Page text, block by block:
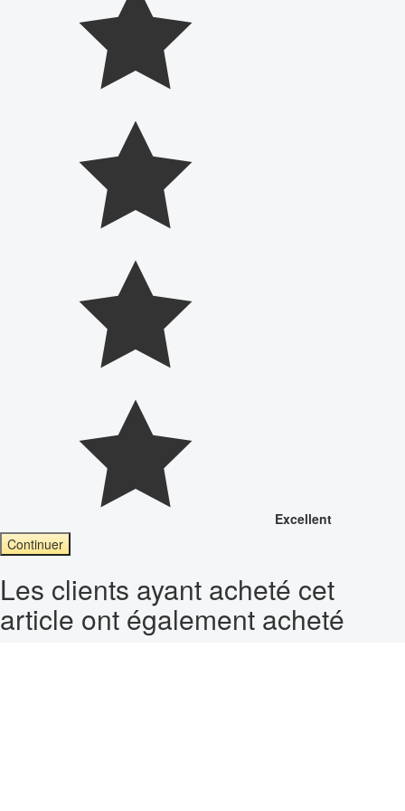
Excellent
Continuer
Les clients ayant acheté cet
article ont également acheté